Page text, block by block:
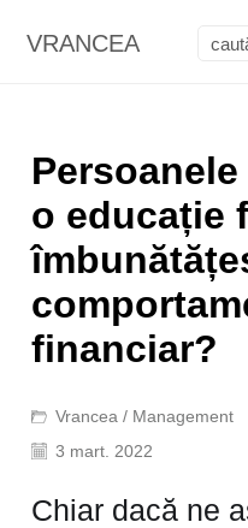
VRANCEA
o educație
financiar?
Vrancea / Management
3 mart. 2022
Chiar dacă ne